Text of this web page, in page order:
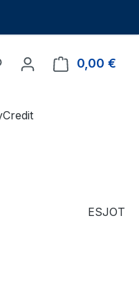
Du hast 0 Produkte auf
0,00 €
ESJOT